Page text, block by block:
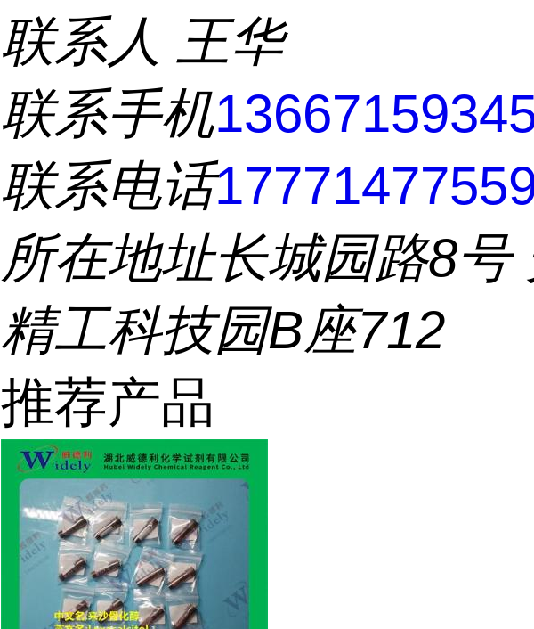
联系人 王华
联系手机
联系电话
所在地址长城园路8号
精工科技园B座712
推荐产品